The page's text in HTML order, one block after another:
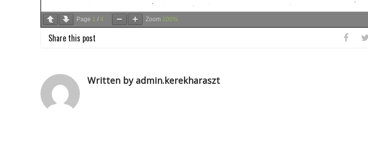
Page 1 / 4 Zoom 100%
Share this post
Written by admin.kerekharaszt